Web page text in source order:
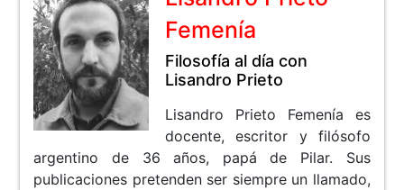
Femenía
Filosofía al día con
Lisandro Prieto
Lisandro Prieto Femenía es
docente, escritor y filósofo
argentino de 36 años, papá de Pilar. Sus
publicaciones pretenden ser siempre un llamado,